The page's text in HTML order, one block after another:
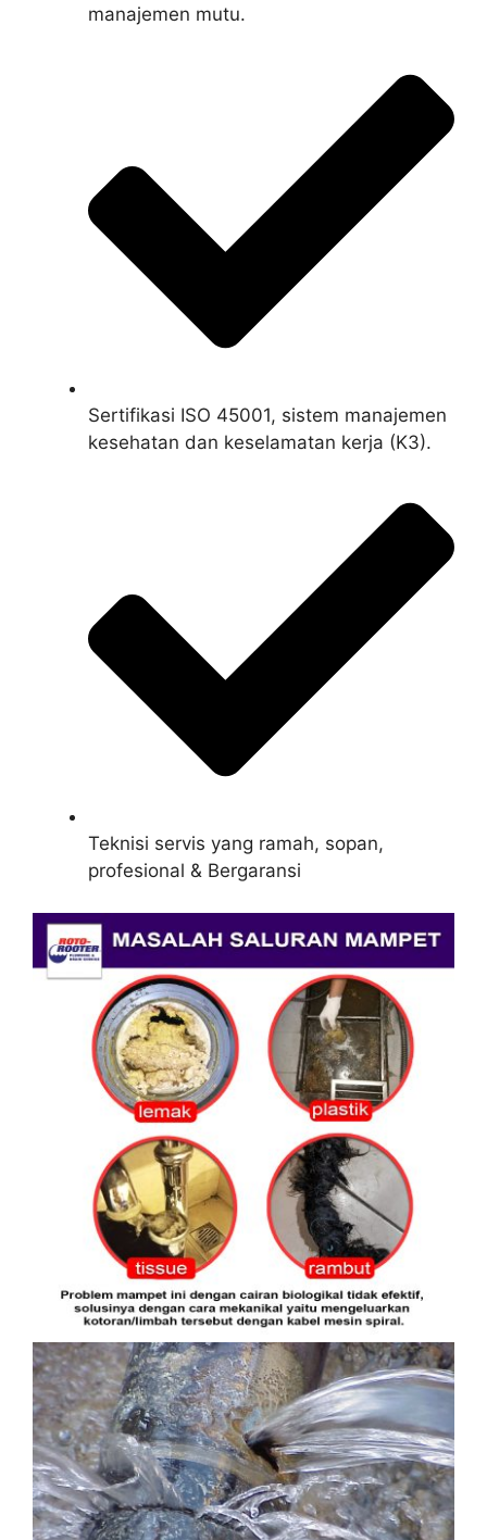
manajemen mutu.
Sertifikasi ISO 45001, sistem manajemen
kesehatan dan keselamatan kerja (K3).
Teknisi servis yang ramah, sopan,
profesional & Bergaransi